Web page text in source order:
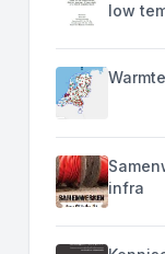
low
infra